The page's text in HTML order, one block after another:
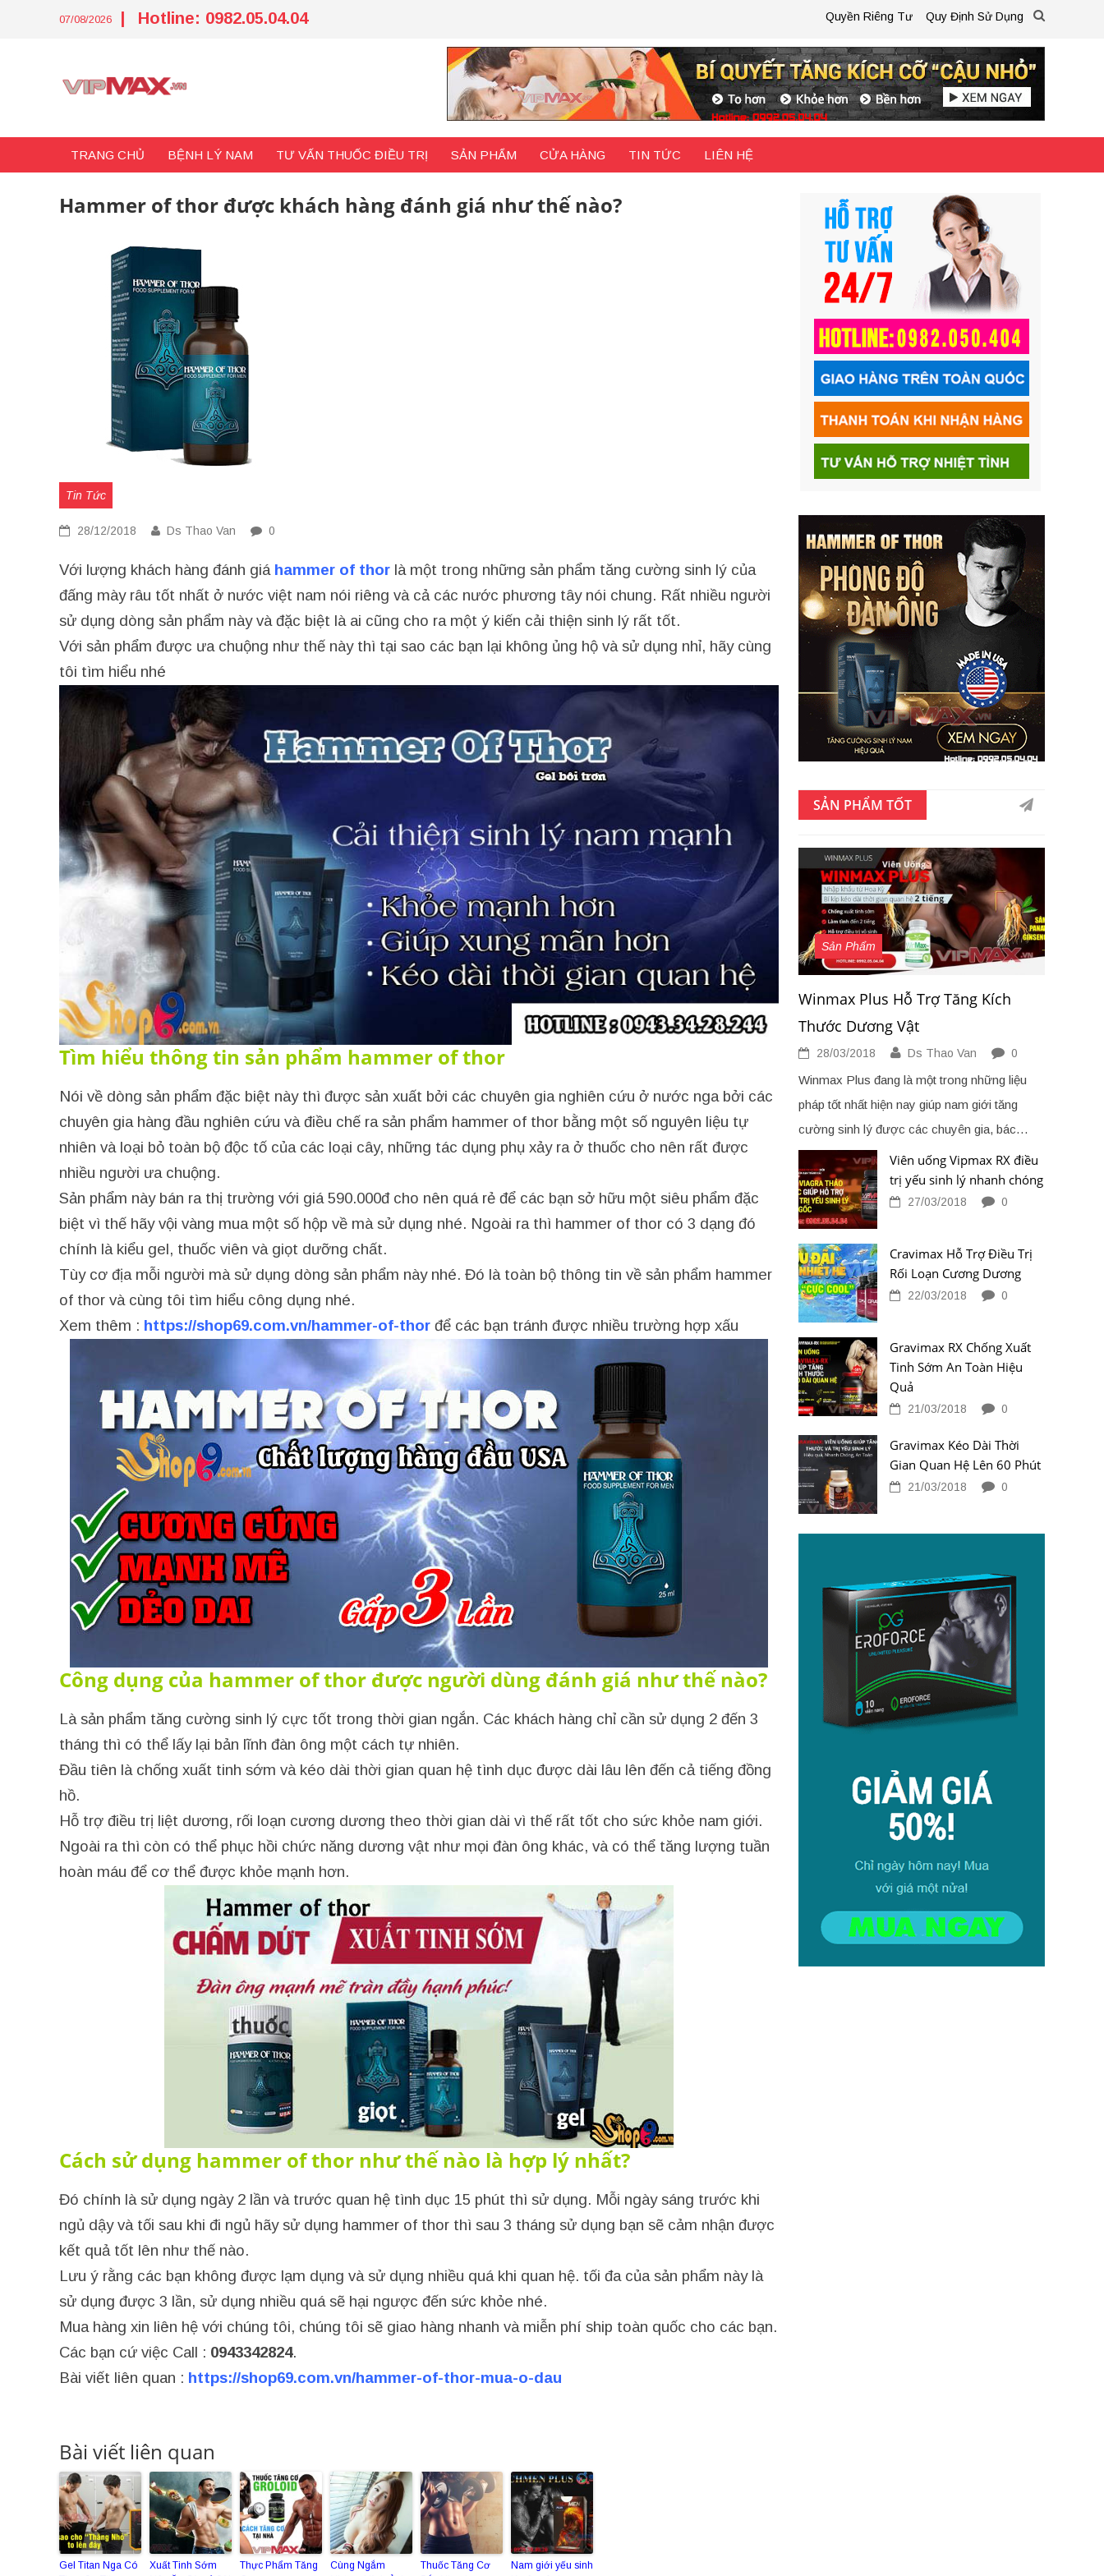
07/08/2026 Hotline: 0982.05.04.04 Quyền Riêng Tư Quy Định Sử Dụng
TRANG CHỦ BỆNH LÝ NAM TƯ VẤN THUỐC ĐIỀU TRỊ SẢN PHẨM CỬA HÀNG TIN TỨC LIÊN HỆ
Hammer of thor được khách hàng đánh giá như thế nào?
Tin Tức
28/12/2018 Ds Thao Van 0
Với lượng khách hàng đánh giá hammer of thor là một trong những sản phẩm tăng cường sinh lý của
đấng mày râu tốt nhất ở nước việt nam nói riêng và cả các nước phương tây nói chung. Rất nhiều người
sử dụng dòng sản phẩm này và đặc biệt là ai cũng cho ra một ý kiến cải thiện sinh lý rất tốt.
Với sản phẩm được ưa chuộng như thế này thì tại sao các bạn lại không ủng hộ và sử dụng nhỉ, hãy cùng
tôi tìm hiểu nhé
Tìm hiểu thông tin sản phẩm hammer of thor
Nói về dòng sản phẩm đặc biệt này thì được sản xuất bởi các chuyên gia nghiên cứu ở nước nga bởi các
chuyên gia hàng đầu nghiên cứu và điều chế ra sản phẩm hammer of thor bằng một số nguyên liệu tự
nhiên và loại bỏ toàn bộ độc tố của các loại cây, những tác dụng phụ xảy ra ở thuốc cho nên rất được
nhiều người ưa chuộng.
Sản phẩm này bán ra thị trường với giá 590.000đ cho nên quá rẻ để các bạn sở hữu một siêu phẩm đặc
biệt vì thế hãy vội vàng mua một số hộp về mà sử dụng nhé. Ngoài ra thì hammer of thor có 3 dạng đó
chính là kiểu gel, thuốc viên và giọt dưỡng chất.
Tùy cơ địa mỗi người mà sử dụng dòng sản phẩm này nhé. Đó là toàn bộ thông tin về sản phẩm hammer
of thor và cùng tôi tìm hiểu công dụng nhé.
Xem thêm : https://shop69.com.vn/hammer-of-thor để các bạn tránh được nhiều trường hợp xấu
Công dụng của hammer of thor được người dùng đánh giá như thế nào?
Là sản phẩm tăng cường sinh lý cực tốt trong thời gian ngắn. Các khách hàng chỉ cần sử dụng 2 đến 3
tháng thì có thể lấy lại bản lĩnh đàn ông một cách tự nhiên.
Đầu tiên là chống xuất tinh sớm và kéo dài thời gian quan hệ tình dục được dài lâu lên đến cả tiếng đồng
hồ.
Hỗ trợ điều trị liệt dương, rối loạn cương dương theo thời gian dài vì thế rất tốt cho sức khỏe nam giới.
Ngoài ra thì còn có thể phục hồi chức năng dương vật như mọi đàn ông khác, và có thể tăng lượng tuần
hoàn máu để cơ thể được khỏe mạnh hơn.
Cách sử dụng hammer of thor như thế nào là hợp lý nhất?
Đó chính là sử dụng ngày 2 lần và trước quan hệ tình dục 15 phút thì sử dụng. Mỗi ngày sáng trước khi
ngủ dậy và tối sau khi đi ngủ hãy sử dụng hammer of thor thì sau 3 tháng sử dụng bạn sẽ cảm nhận được
kết quả tốt lên như thế nào.
Lưu ý rằng các bạn không được lạm dụng và sử dụng nhiều quá khi quan hệ. tối đa của sản phẩm này là
sử dụng được 3 lần, sử dụng nhiều quá sẽ hại ngược đến sức khỏe nhé.
Mua hàng xin liên hệ với chúng tôi, chúng tôi sẽ giao hàng nhanh và miễn phí ship toàn quốc cho các bạn.
Các bạn cứ việc Call : 0943342824.
Bài viết liên quan : https://shop69.com.vn/hammer-of-thor-mua-o-dau
Bài viết liên quan
Gel Titan Nga Có
Xuất Tinh Sớm
Thực Phẩm Tăng
Cùng Ngắm
Thuốc Tăng Cơ
Nam giới yếu sinh
SẢN PHẨM TỐT
Sản Phẩm
Winmax Plus Hỗ Trợ Tăng Kích
Thước Dương Vật
28/03/2018 Ds Thao Van 0
Winmax Plus đang là một trong những liệu
pháp tốt nhất hiện nay giúp nam giới tăng
cường sinh lý được các chuyên gia, bác…
Viên uống Vipmax RX điều
trị yếu sinh lý nhanh chóng
27/03/2018 0
Cravimax Hỗ Trợ Điều Trị
Rối Loạn Cương Dương
22/03/2018 0
Gravimax RX Chống Xuất
Tinh Sớm An Toàn Hiệu
Quả
21/03/2018 0
Gravimax Kéo Dài Thời
Gian Quan Hệ Lên 60 Phút
21/03/2018 0